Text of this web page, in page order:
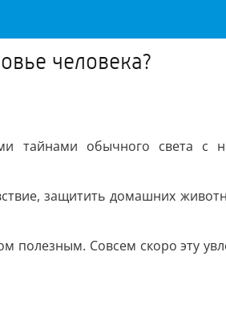
человека?
тайнами обычного света с
защитить домашних
полезным. Совсем скоро эту